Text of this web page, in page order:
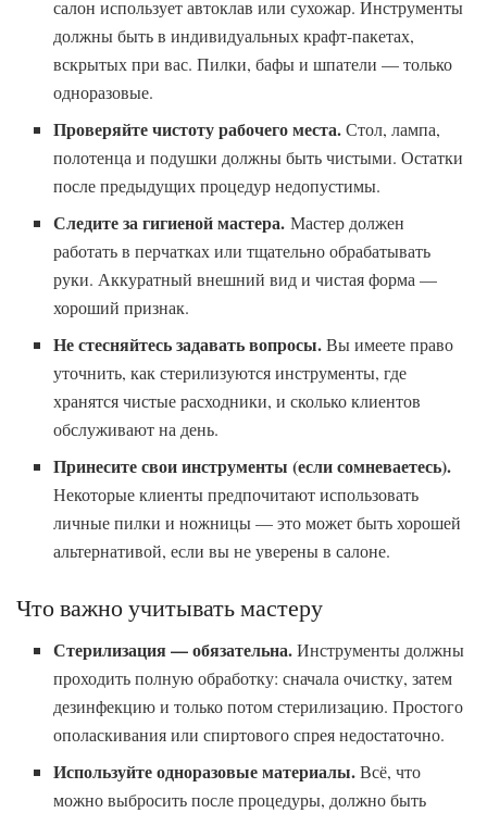
салон использует автоклав или сухожар. Инструменты
должны быть в индивидуальных крафт-пакетах,
вскрытых при вас. Пилки, бафы и шпатели — только
одноразовые.
Проверяйте чистоту рабочего места.Стол, лампа,
полотенца и подушки должны быть чистыми. Остатки
после предыдущих процедур недопустимы.
Следите за гигиеной мастера.Мастер должен
работать в перчатках или тщательно обрабатывать
руки. Аккуратный внешний вид и чистая форма —
хороший признак.
Не стесняйтесь задавать вопросы.Вы имеете право
уточнить, как стерилизуются инструменты, где
хранятся чистые расходники, и сколько клиентов
обслуживают на день.
Принесите свои инструменты (если сомневаетесь).
Некоторые клиенты предпочитают использовать
личные пилки и ножницы — это может быть хорошей
альтернативой, если вы не уверены в салоне.
Что важно учитывать мастеру
Стерилизация — обязательна.Инструменты должны
проходить полную обработку: сначала очистку, затем
дезинфекцию и только потом стерилизацию. Простого
ополаскивания или спиртового спрея недостаточно.
Используйте одноразовые материалы.Всё, что
можно выбросить после процедуры, должно быть